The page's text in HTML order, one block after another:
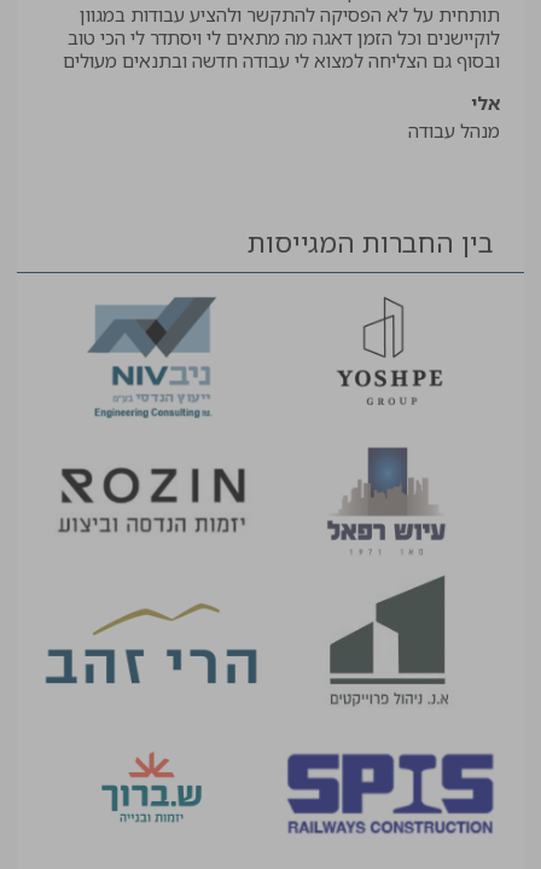
תותחית על לא הפסיקה להתקשר ולהציע עבודות במגוון
לוקיישנים וכל הזמן דאגה מה מתאים לי ויסתדר לי הכי טוב
ובסוף גם הצליחה למצוא לי עבודה חדשה ובתנאים מעולים
אלי
מנהל עבודה
בין החברות המגייסות